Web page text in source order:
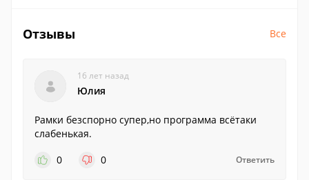
Отзывы Все
16 лет назад
Юлия
Рамки безспорно супер,но программа всётаки
слабенькая.
0
0 Ответить